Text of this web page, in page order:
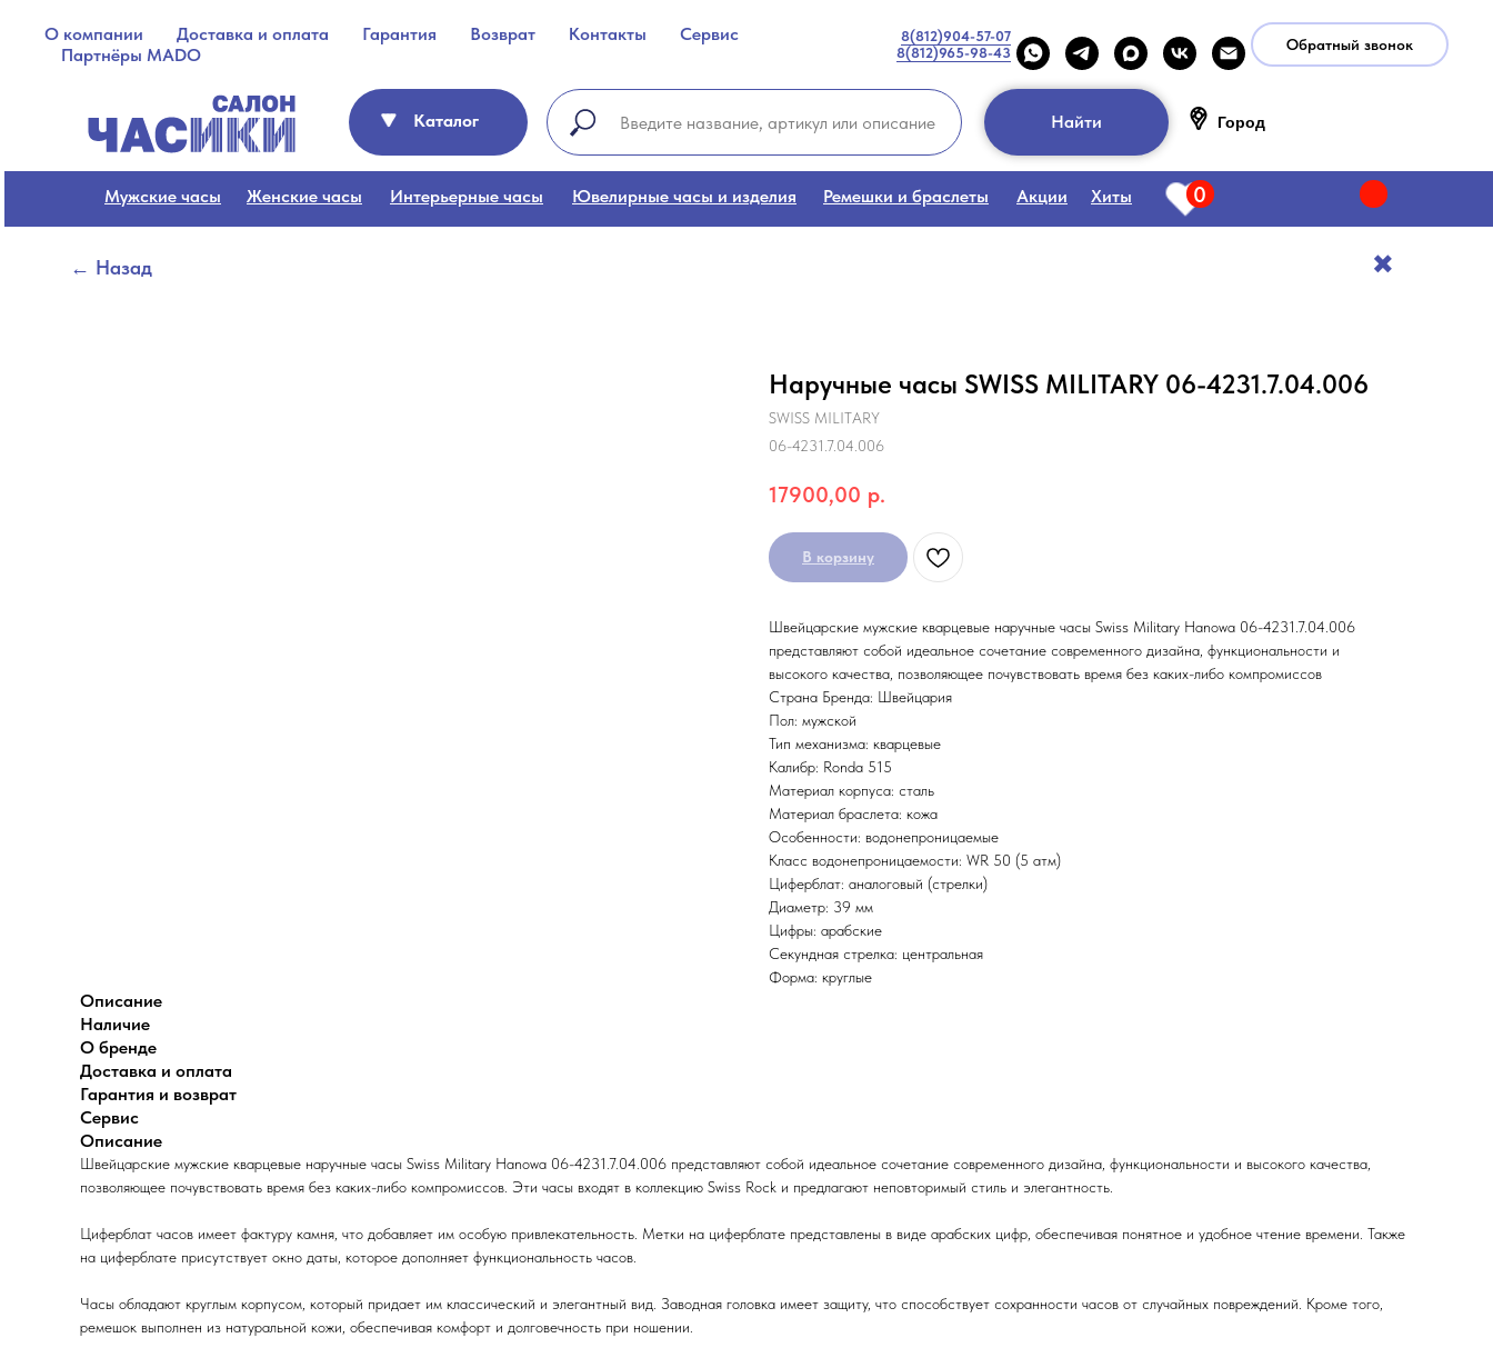
О компании Доставка и оплата Гарантия Возврат Контакты
Сервис
Партнёры MADO
8(812)904-57-07
8(812)965-98-43
Обратный звонок
Найти Город
Мужские часы Женские часы Интерьерные часы Ювелирные часы и изделия Ремешки и браслеты Акции Хиты 0
← Назад ✖️
Каталог
Наручные часы SWISS MILITARY 06-4231.7.04.006
SWISS MILITARY
06-4231.7.04.006
17900,00 р.
В корзину
Швейцарские мужские кварцевые наручные часы Swiss Military Hanowa 06-4231.7.04.006
представляют собой идеальное сочетание современного дизайна, функциональности и
высокого качества, позволяющее почувствовать время без каких-либо компромиссов
Страна Бренда: Швейцария
Пол: мужской
Тип механизма: кварцевые
Калибр: Ronda 515
Материал корпуса: сталь
Материал браслета: кожа
Особенности: водонепроницаемые
Класс водонепроницаемости: WR 50 (5 атм)
Циферблат: аналоговый (стрелки)
Диаметр: 39 мм
Цифры: арабские
Секундная стрелка: центральная
Форма: круглые
Описание
Наличие
О бренде
Доставка и оплата
Гарантия и возврат
Сервис
Описание
Швейцарские мужские кварцевые наручные часы Swiss Military Hanowa 06-4231.7.04.006 представляют собой идеальное сочетание современного дизайна, функциональности и высокого качества,
позволяющее почувствовать время без каких-либо компромиссов. Эти часы входят в коллекцию Swiss Rock и предлагают неповторимый стиль и элегантность.
Циферблат часов имеет фактуру камня, что добавляет им особую привлекательность. Метки на циферблате представлены в виде арабских цифр, обеспечивая понятное и удобное чтение времени. Также
на циферблате присутствует окно даты, которое дополняет функциональность часов.
Часы обладают круглым корпусом, который придает им классический и элегантный вид. Заводная головка имеет защиту, что способствует сохранности часов от случайных повреждений. Кроме того,
ремешок выполнен из натуральной кожи, обеспечивая комфорт и долговечность при ношении.